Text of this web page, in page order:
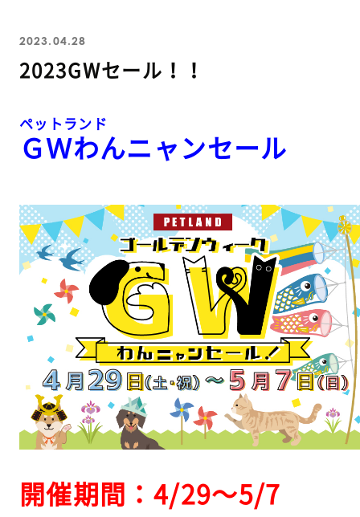
2023.04.28
2023GWセール！！
ペットランド
ＧＷわんニャンセール
開催期間：4/29～5/7